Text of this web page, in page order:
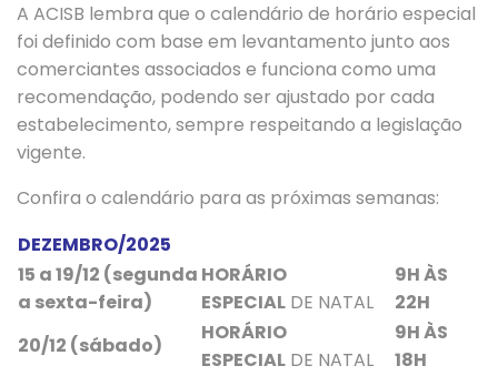
A ACISB lembra que o calendário de horário especial
foi definido com base em levantamento junto aos
comerciantes associados e funciona como uma
recomendação, podendo ser ajustado por cada
estabelecimento, sempre respeitando a legislação
vigente.
Confira o calendário para as próximas semanas:
DEZEMBRO/2025
15 a 19/12 (segunda
a sexta-feira)
HORÁRIO
ESPECIAL DE NATAL
9H ÀS
22H
20/12 (sábado)
HORÁRIO
ESPECIAL DE NATAL
9H ÀS
18H